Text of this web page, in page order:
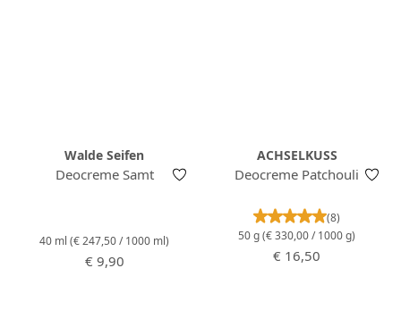
Walde Seifen
Deocreme Samt
40 ml (€ 247,50 / 1000 ml)
Regulärer Preis:
€ 9,90
ACHSELKUSS
Deocreme Patchouli
(8)
50 g(€ 330,00 / 1000 g)
Regulärer Preis:
€ 16,50